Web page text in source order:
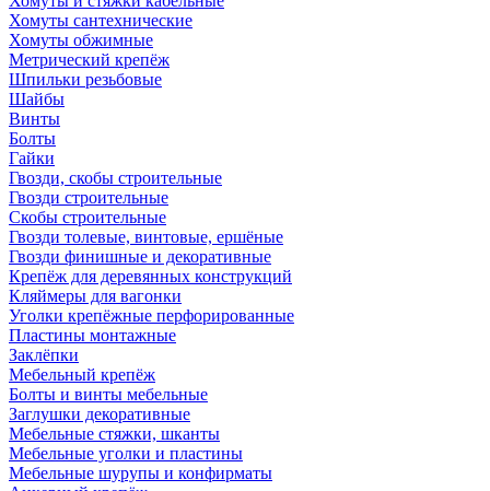
Хомуты сантехнические
Хомуты обжимные
Метрический крепёж
Шпильки резьбовые
Шайбы
Винты
Болты
Гайки
Гвозди, скобы строительные
Гвозди строительные
Скобы строительные
Гвозди толевые, винтовые, ершёные
Гвозди финишные и декоративные
Крепёж для деревянных конструкций
Кляймеры для вагонки
Уголки крепёжные перфорированные
Пластины монтажные
Заклёпки
Мебельный крепёж
Болты и винты мебельные
Заглушки декоративные
Мебельные стяжки, шканты
Мебельные уголки и пластины
Мебельные шурупы и конфирматы